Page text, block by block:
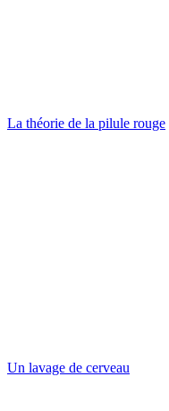
La théorie de la pilule rouge
Un lavage de cerveau